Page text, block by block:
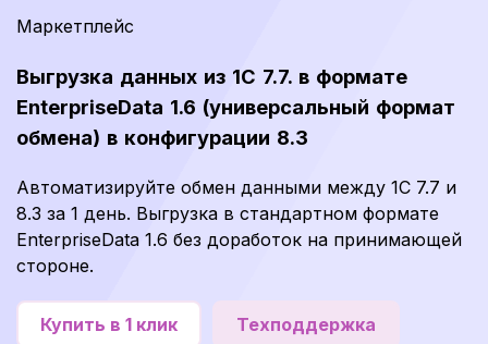
Маркетплейс
Выгрузка данных из 1С 7.7. в формате
EnterpriseData 1.6 (универсальный формат
обмена) в конфигурации 8.3
Автоматизируйте обмен данными между 1С 7.7 и
8.3 за 1 день. Выгрузка в стандартном формате
EnterpriseData 1.6 без доработок на принимающей
стороне.
Купить в 1 клик Техподдержка